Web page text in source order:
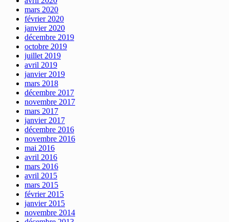
mars 2020
février 2020
janvier 2020
décembre 2019
octobre 2019
juillet 2019
avril 2019
janvier 2019
mars 2018
décembre 2017
novembre 2017
mars 2017
janvier 2017
décembre 2016
novembre 2016
mai 2016
avril 2016
mars 2016
avril 2015
mars 2015
février 2015
janvier 2015
novembre 2014